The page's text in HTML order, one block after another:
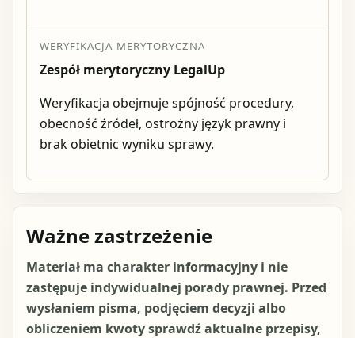
WERYFIKACJA MERYTORYCZNA
Zespół merytoryczny LegalUp
Weryfikacja obejmuje spójność procedury,
obecność źródeł, ostrożny język prawny i
brak obietnic wyniku sprawy.
Ważne zastrzeżenie
Materiał ma charakter informacyjny i nie
zastępuje indywidualnej porady prawnej. Przed
wysłaniem pisma, podjęciem decyzji albo
obliczeniem kwoty sprawdź aktualne przepisy,